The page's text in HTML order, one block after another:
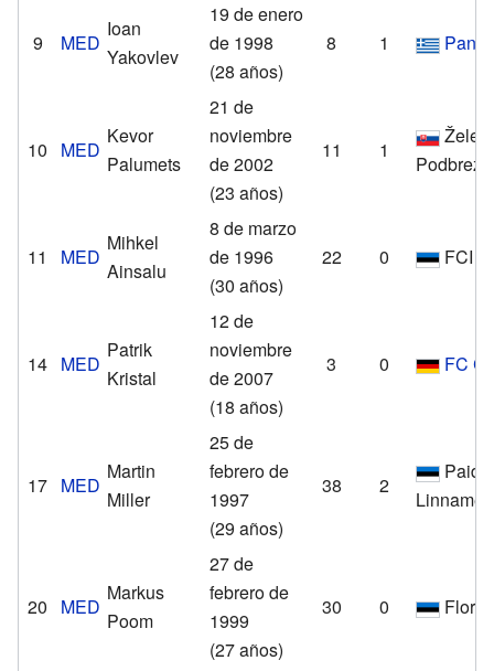
9 MED
Ioan
Yakovlev
19 de enero
de 1998
(28 años)
8 1
10 MED
Kevor
Palumets
21 de
noviembre
de 2002
(23 años)
11 1
11 MED
Mihkel
Ainsalu
8 de marzo
de 1996
(30 años)
22 0 FCI
14 MED
Patrik
Kristal
12 de
noviembre
de 2007
(18 años)
3 0 FC
17 MED
Martin
Miller
25 de
febrero de
1997
(29 años)
38 2
Paide
20 MED
Markus
Poom
27 de
febrero de
1999
(27 años)
30 0 Flora